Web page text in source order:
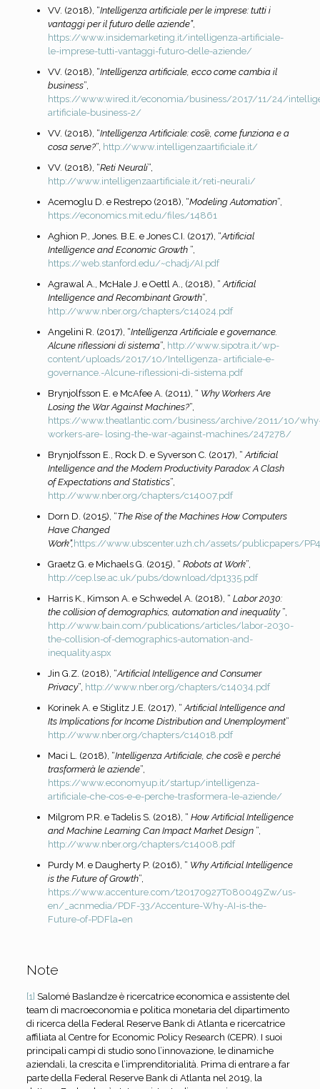
VV. (2018), “Intelligenza artificiale per le imprese: tutti i
vantaggi per il futuro delle aziende”,
https://www.insidemarketing.it/intelligenza-artificiale-
le-imprese-tutti-vantaggi-futuro-delle-aziende/
VV. (2018), “Intelligenza artificiale, ecco come cambia il
business”,
https://www.wired.it/economia/business/2017/11/24/
artificiale-business-2/
VV. (2018), “Intelligenza Artificiale: cos’è, come funziona e a
cosa serve?”, http://www.intelligenzaartificiale.it/
VV. (2018), “Reti Neurali”,
http://www.intelligenzaartificiale.it/reti-neurali/
Acemoglu D. e Restrepo (2018), “Modeling Automation”,
https://economics.mit.edu/files/14861
Aghion P., Jones. B.E. e Jones C.I. (2017), “Artificial
Intelligence and Economic Growth ”,
https://web.stanford.edu/~chadj/AI.pdf
Agrawal A., McHale J. e Oettl A., (2018), “Artificial
Intelligence and Recombinant Growth”,
http://www.nber.org/chapters/c14024.pdf
Angelini R. (2017), “Intelligenza Artificiale e governance.
Alcune riflessioni di sistema”, http://www.sipotra.it/wp-
content/uploads/2017/10/Intelligenza- artificiale-e-
governance.-Alcune-riflessioni-di-sistema.pdf
Brynjolfsson E. e McAfee A. (2011), “ Why Workers Are
Losing the War Against Machines?”,
https://www.theatlantic.com/business/archive/2011/10/
workers-are- losing-the-war-against-machines/247278/
Brynjolfsson E., Rock D. e Syverson C. (2017), “Artificial
Intelligence and the Modern Productivity Paradox: A Clash
of Expectations and Statistics”,
http://www.nber.org/chapters/c14007.pdf
Dorn D. (2015), “The Rise of the Machines How Computers
Have Changed
Work”, https://www.ubscenter.uzh.ch/assets/publicpapers/
Graetz G. e Michaels G. (2015), “ Robots at Work”,
http://cep.lse.ac.uk/pubs/download/dp1335.pdf
Harris K., Kimson A. e Schwedel A. (2018), “ Labor 2030:
the collision of demographics, automation and inequality ”,
http://www.bain.com/publications/articles/labor-2030-
the-collision-of-demographics-automation-and-
inequality.aspx
Jin G.Z. (2018), “Artificial Intelligence and Consumer
Privacy”, http://www.nber.org/chapters/c14034.pdf
Korinek A. e Stiglitz J.E. (2017), “Artificial Intelligence and
Its Implications for Income Distribution and Unemployment”
http://www.nber.org/chapters/c14018.pdf
Maci L. (2018), “Intelligenza Artificiale, che cos’è e perché
trasformerà le aziende”,
https://www.economyup.it/startup/intelligenza-
artificiale-che-cos-e-e-perche-trasformera-le-aziende/
Milgrom P.R. e Tadelis S. (2018), “ How Artificial Intelligence
and Machine Learning Can Impact Market Design ”,
http://www.nber.org/chapters/c14008.pdf
Purdy M. e Daugherty P. (2016), “ Why Artificial Intelligence
is the Future of Growth”,
https://www.accenture.com/t20170927T080049Zw/us-
en/_acnmedia/PDF-33/Accenture-Why-AI-is-the-
Future-of-PDFla=en
Note
[1] Salomé Baslandze è ricercatrice economica e assistente del
team di macroeconomia e politica monetaria del dipartimento
di ricerca della Federal Reserve Bank di Atlanta e ricercatrice
affiliata al Centre for Economic Policy Research (CEPR). I suoi
principali campi di studio sono l’innovazione, le dinamiche
aziendali, la crescita e l’imprenditorialità. Prima di entrare a far
parte della Federal Reserve Bank di Atlanta nel 2019, la